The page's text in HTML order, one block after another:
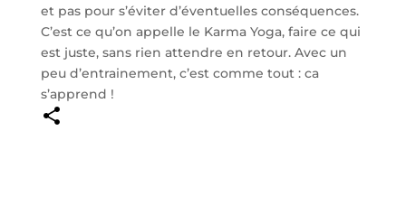
et pas pour s’éviter d’éventuelles conséquences.
C’est ce qu’on appelle le Karma Yoga, faire ce qui
est juste, sans rien attendre en retour. Avec un
peu d’entrainement, c’est comme tout : ca
s’apprend !